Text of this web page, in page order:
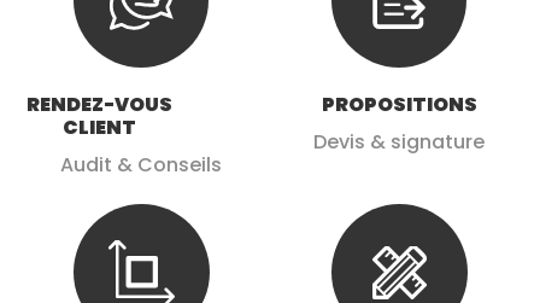
RENDEZ-VOUS
CLIENT
Audit & Conseils
PROPOSITIONS
Devis & signature